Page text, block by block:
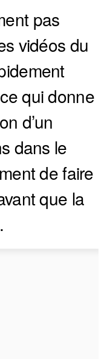
pas
vidéos du
qui donne
d’un
dans le
de faire
que la